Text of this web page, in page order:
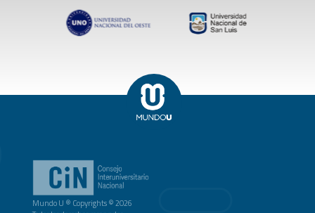
Mundo U ® Copyrights © 2026